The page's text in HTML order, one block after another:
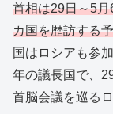
首相は29日～5
カ国を歴訪する
国はロシアも参
年の議長国で、
首脳会議を巡る